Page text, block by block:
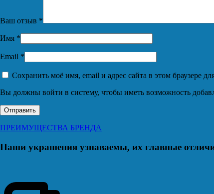
Ваш отзыв *
Имя *
Email *
Сохранить моё имя, email и адрес сайта в этом браузере
Вы должны войти в систему, чтобы иметь возможность
ПРЕИМУЩЕСТВА БРЕНДА
Наши украшения узнаваемы, их главные